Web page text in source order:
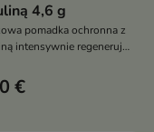
4,6 g
pomadka ochronna z
intensywnie regeneruje
ich nawilżenie oraz
chronić przed mrozem,
€